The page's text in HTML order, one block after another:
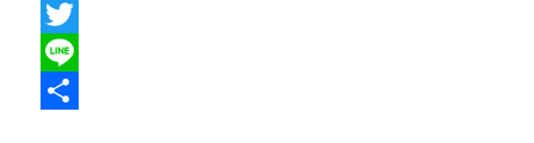
WhatsApp
Twitter
Line